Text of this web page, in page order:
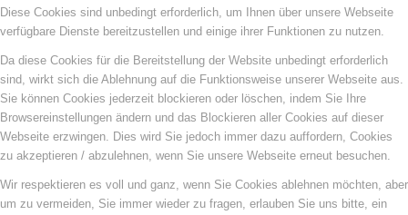
Diese Cookies sind unbedingt erforderlich, um Ihnen über unsere Webseite
verfügbare Dienste bereitzustellen und einige ihrer Funktionen zu nutzen.
Da diese Cookies für die Bereitstellung der Website unbedingt erforderlich
sind, wirkt sich die Ablehnung auf die Funktionsweise unserer Webseite aus.
Sie können Cookies jederzeit blockieren oder löschen, indem Sie Ihre
Browsereinstellungen ändern und das Blockieren aller Cookies auf dieser
Webseite erzwingen. Dies wird Sie jedoch immer dazu auffordern, Cookies
zu akzeptieren / abzulehnen, wenn Sie unsere Webseite erneut besuchen.
Wir respektieren es voll und ganz, wenn Sie Cookies ablehnen möchten, aber
um zu vermeiden, Sie immer wieder zu fragen, erlauben Sie uns bitte, ein